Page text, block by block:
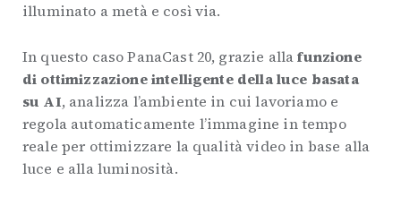
illuminato a metà e così via.
In questo caso PanaCast 20, grazie allafunzione
di ottimizzazione intelligente della luce basata
su AI, analizza l’ambiente in cui lavoriamo e
regola automaticamente l’immagine in tempo
reale per ottimizzare la qualità video in base alla
luce e alla luminosità.